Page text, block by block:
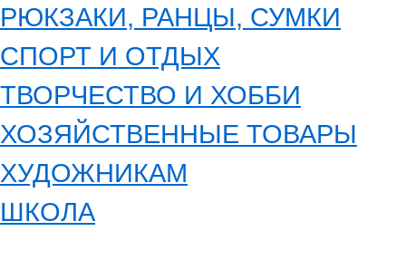
РЮКЗАКИ, РАНЦЫ, СУМКИ
СПОРТ И ОТДЫХ
ТВОРЧЕСТВО И ХОББИ
ХОЗЯЙСТВЕННЫЕ ТОВАРЫ
ХУДОЖНИКАМ
ШКОЛА